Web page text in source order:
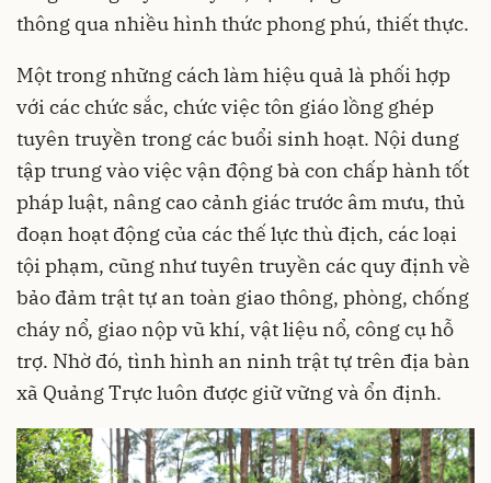
thông qua nhiều hình thức phong phú, thiết thực.
Một trong những cách làm hiệu quả là phối hợp
với các chức sắc, chức việc tôn giáo lồng ghép
tuyên truyền trong các buổi sinh hoạt. Nội dung
tập trung vào việc vận động bà con chấp hành tốt
pháp luật, nâng cao cảnh giác trước âm mưu, thủ
đoạn hoạt động của các thế lực thù địch, các loại
tội phạm, cũng như tuyên truyền các quy định về
bảo đảm trật tự an toàn giao thông, phòng, chống
cháy nổ, giao nộp vũ khí, vật liệu nổ, công cụ hỗ
trợ. Nhờ đó, tình hình an ninh trật tự trên địa bàn
xã Quảng Trực luôn được giữ vững và ổn định.